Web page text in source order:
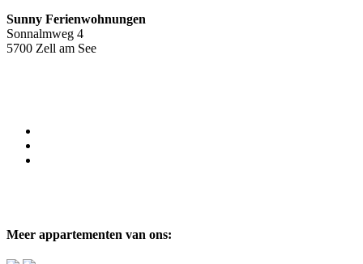
Sunny Ferienwohnungen
Sonnalmweg 4
5700 Zell am See
Meer appartementen van ons: